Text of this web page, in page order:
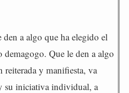
a algo que ha elegido el
Que le den a algo
reiterada y manifiesta, va
su iniciativa individual, a